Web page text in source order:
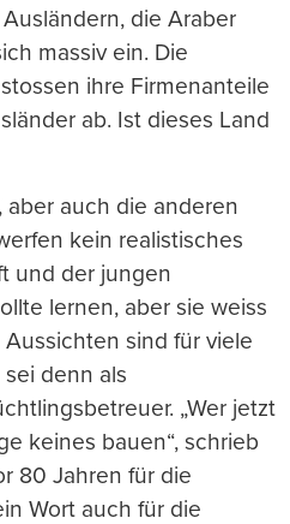
die Araber
massiv ein. Die
ihre Firmenanteile
ab. Ist dieses Land
aber auch die anderen
kein realistisches
und der jungen
lernen, aber sie weiss
sind für viele
denn als
„Wer jetzt
keines bauen“, schrieb
80 Jahren für die
Wort auch für die